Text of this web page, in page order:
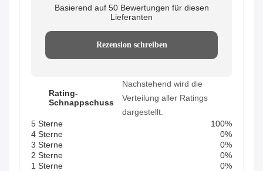
Basierend auf 50 Bewertungen für diesen
Lieferanten
Rezension schreiben
Rating-
Schnappschuss
Nachstehend wird die
Verteilung aller Ratings
dargestellt.
5 Sterne
100%
4 Sterne
0%
3 Sterne
0%
2 Sterne
0%
1 Sterne
0%